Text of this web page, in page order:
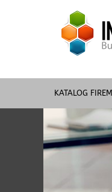
KATALOG FIREM